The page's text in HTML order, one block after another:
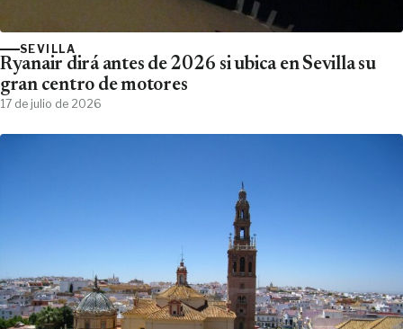
SEVILLA
Ryanair dirá antes de 2026 si ubica en Sevilla su
gran centro de motores
17 de julio de 2026